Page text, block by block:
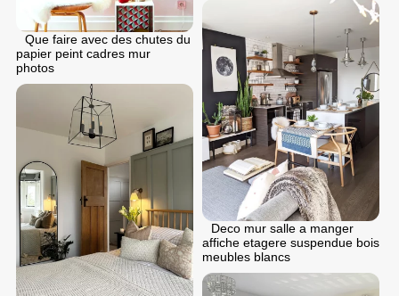
Que faire avec des chutes du
papier peint cadres mur
photos
Deco mur salle a manger
affiche etagere suspendue bois
meubles blancs